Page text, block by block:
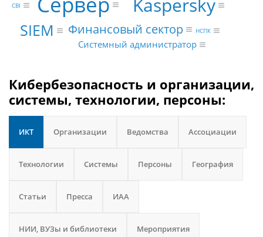
Kaspersky
SIEM Финансовый сектор
Системный администратор
НСПК
CBI
Кибербезопасность и организации,
системы, технологии, персоны:
ИКТ Организации Ведомства Ассоциации
Технологии Системы Персоны География
Статьи Пресса ИАА
НИИ, ВУЗы и библиотеки Мероприятия